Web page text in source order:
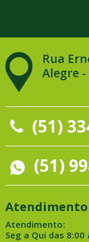
Rua
Alegre -
(51)
(51)
Atendimento
Atendimento:
Seg a Qui das